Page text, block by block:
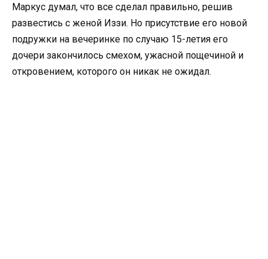
Маркус думал, что все сделал правильно, решив
развестись с женой Иззи. Но присутствие его новой
подружки на вечеринке по случаю 15-летия его
дочери закончилось смехом, ужасной пощечиной и
откровением, которого он никак не ожидал.